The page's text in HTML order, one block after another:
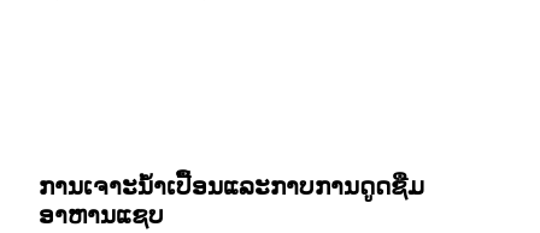
ການເຈາະນ້ໍາເປື້ອນແລະກາບການດູດຊືມ
ອາຫານແຊບ